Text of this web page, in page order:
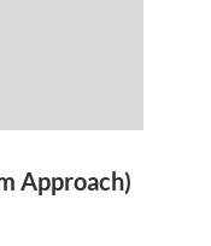
Approach)